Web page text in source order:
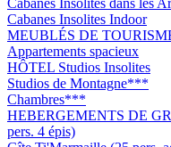
Cabanes Insolites dans les
Cabanes Insolites Indoor
MEUBLÉS DE
Appartements spacieux
HÔTEL Studios Insolites
Studios de Montagne***
Chambres***
HEBERGEMENTS DE
pers. 4 épis)